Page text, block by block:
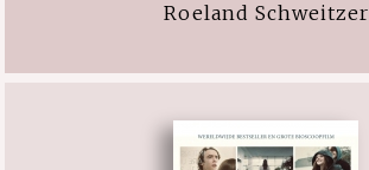
Roeland Schweitzer